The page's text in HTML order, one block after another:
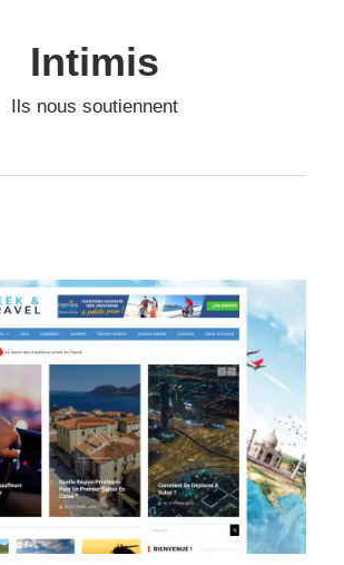
Intimis
Ils nous soutiennent